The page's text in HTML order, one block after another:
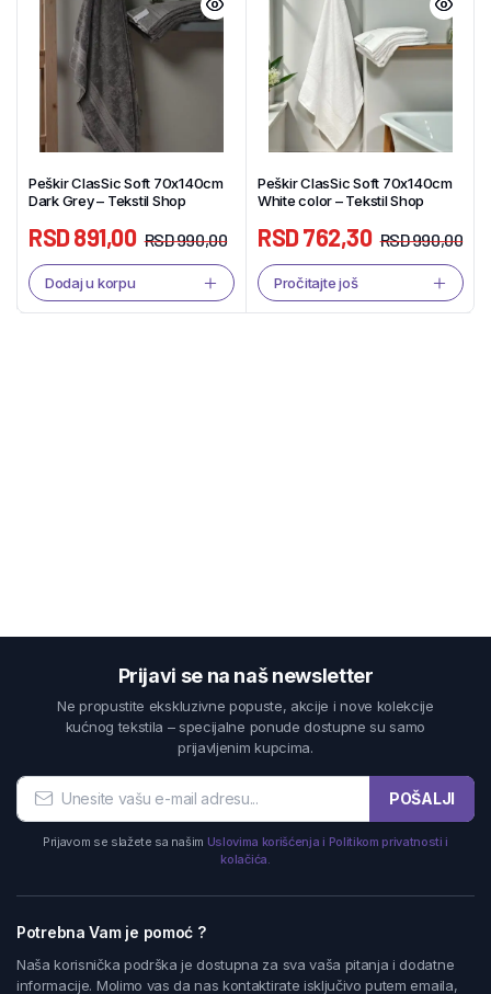
Peškir ClasSic Soft 70x140cm
Dark Grey – Tekstil Shop
RSD990,00
RSD891,00
Dodaj u korpu
Peškir ClasSic Soft 70x140cm
White color – Tekstil Shop
RSD990,00
RSD762,30
Pročitajte još
Prijavi se na naš newsletter
Ne propustite ekskluzivne popuste, akcije i nove kolekcije
kućnog tekstila – specijalne ponude dostupne su samo
prijavljenim kupcima.
POŠALJI
Prijavom se slažete sa našim Uslovima korišćenja i Politikom privatnosti i
kolačića.
Potrebna Vam je pomoć ?
Naša korisnička podrška je dostupna za sva vaša pitanja i dodatne
informacije. Molimo vas da nas kontaktirate isključivo putem emaila,